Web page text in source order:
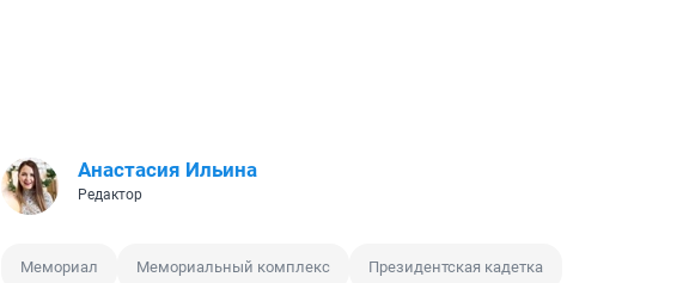
Анастасия Ильина
Редактор
Мемориал Мемориальный комплекс Президентская кадетка